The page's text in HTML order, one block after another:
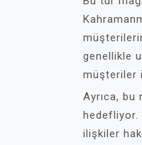
genellikle
müşteriler
Ayrıca, bu
hedefliyor.
ilişkiler